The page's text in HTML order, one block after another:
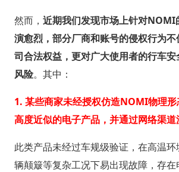
然而， 近期我们发现市场上针对NOMI
演愈烈，部分厂商和账号的侵权行为
司合法权益，更对广大使用者的行车
风险。其中：
1. 某些商家未经授权仿造NOMI物理
高度近似的电子产品，并通过网络渠道
此类产品未经过车规级验证，在高温
辆颠簸等复杂工况下易出现故障，存